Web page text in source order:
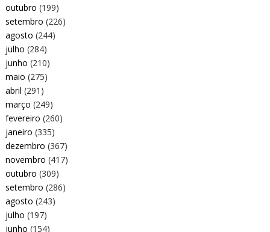
outubro (199)
setembro (226)
agosto (244)
julho (284)
junho (210)
maio (275)
abril (291)
março (249)
fevereiro (260)
janeiro (335)
dezembro (367)
novembro (417)
outubro (309)
setembro (286)
agosto (243)
julho (197)
junho (154)